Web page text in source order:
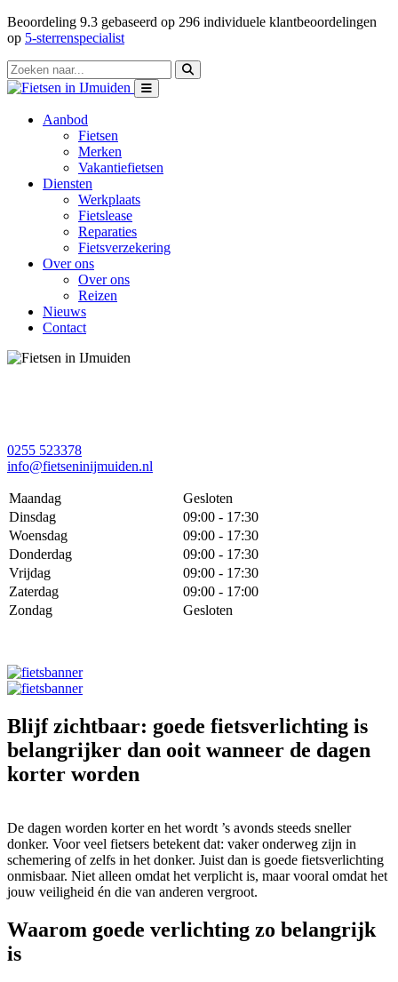
Beoordeling 9.3 gebaseerd op 296 individuele klantbeoordelingen
op 5-sterrenspecialist
Aanbod
Fietsen
Merken
Vakantiefietsen
Diensten
Werkplaats
Fietslease
Reparaties
Fietsverzekering
Over ons
Over ons
Reizen
Nieuws
Contact
0255 523378
info@fietseninijmuiden.nl
Maandag
Gesloten
Dinsdag
09:00 - 17:30
Woensdag
09:00 - 17:30
Donderdag
09:00 - 17:30
Vrijdag
09:00 - 17:30
Zaterdag
09:00 - 17:00
Zondag
Gesloten
Blijf zichtbaar: goede fietsverlichting is
belangrijker dan ooit wanneer de dagen
korter worden
De dagen worden korter en het wordt ’s avonds steeds sneller
donker. Voor veel fietsers betekent dat: vaker onderweg zijn in
schemering of zelfs in het donker. Juist dan is goede fietsverlichting
onmisbaar. Niet alleen omdat het verplicht is, maar vooral omdat het
jouw veiligheid én die van anderen vergroot.
Waarom goede verlichting zo belangrijk
is